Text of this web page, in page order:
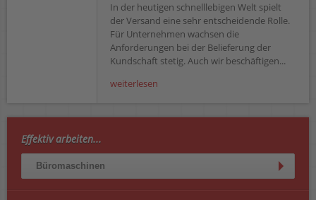
In der heutigen schnelllebigen Welt spielt
der Versand eine sehr entscheidende Rolle.
Für Unternehmen wachsen die
Anforderungen bei der Belieferung der
Kundschaft stetig. Auch wir beschäftigen...
weiterlesen
Effektiv arbeiten...
Büromaschinen